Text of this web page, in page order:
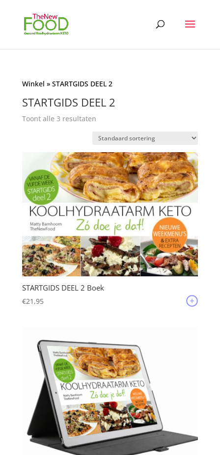
Winkel » STARTGIDS DEEL 2
STARTGIDS DEEL 2
Toont alle 3 resultaten
STARTGIDS DEEL 2 Boek
€21,95